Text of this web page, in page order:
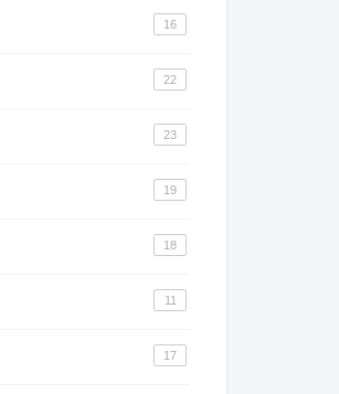
16
22
23
19
18
11
17